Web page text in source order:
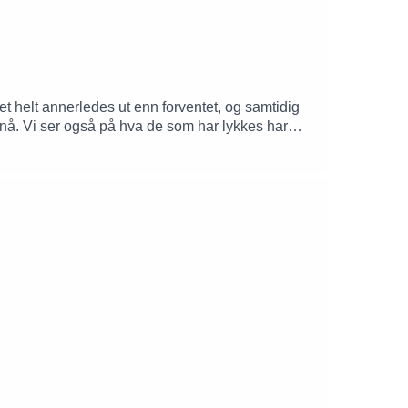
helt annerledes ut enn forventet, og samtidig
Vi ser også på hva de som har lykkes har
AI fra andre AI-løsninger?Hva har endret
sikkerhetsrisikoer dukker opp når
tror vi på fremover? Hvor beveger agentisk AI
i Atea. Programleder er Christian